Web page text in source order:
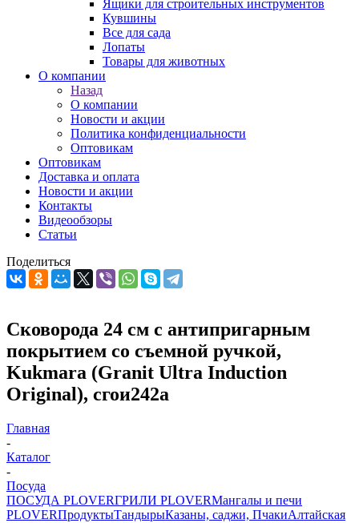
Ящики для строительных инструментов
Кувшины
Все для сада
Лопаты
Товары для животных
О компании
Назад
О компании
Новости и акции
Политика конфиденциальности
Оптовикам
Оптовикам
Доставка и оплата
Новости и акции
Контакты
Видеообзоры
Статьи
Поделиться
Сковорода 24 см с антипригарным
покрытием со съемной ручкой,
Kukmara (Granit Ultra Induction
Original), сгои242а
Главная
-
Каталог
-
Посуда
ПОСУДА PLOVERГРИЛИ PLOVERМангалы и печи
PLOVERПродуктыТандырыКазаны, саджи, ПчакиАлтайская